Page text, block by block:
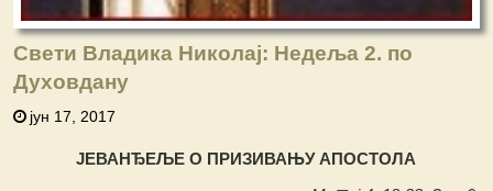
Свети Владика Николај: Недеља 2. по
Духовдану
јун 17, 2017
ЈЕВАНЂЕЉЕ О ПРИЗИВАЊУ АПОСТОЛА